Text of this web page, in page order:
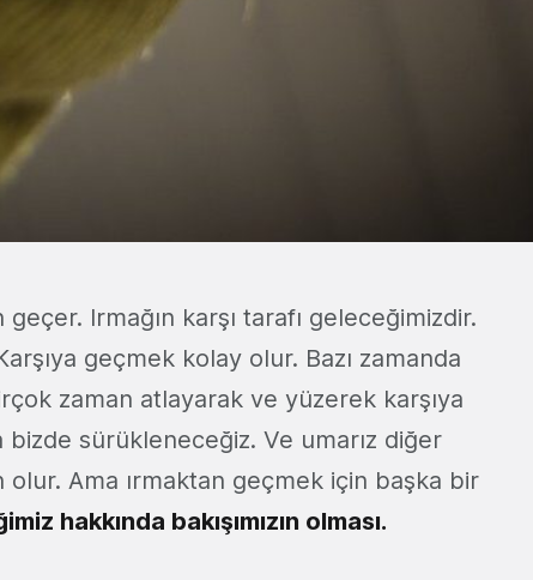
Irmağın karşı tarafı geleceğimizdir.
geçmek kolay olur. Bazı zamanda
zaman atlayarak ve yüzerek karşıya
bizde sürükleneceğiz. Ve umarız diğer
olur. Ama ırmaktan geçmek için başka bir
hakkında bakışımızın olması.